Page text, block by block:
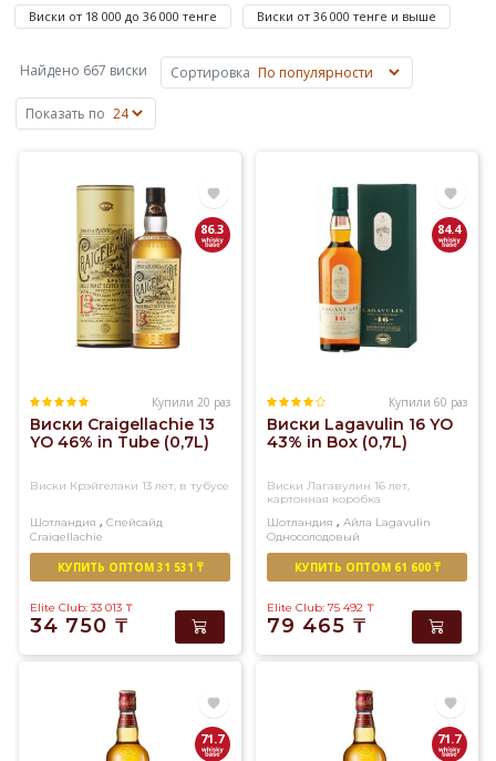
зернового
сусла
основе
ячменя,
пшеницы,
кукурузы.
производят
Шотландии,
Канаде,
известен
японский
виски.
вы
найдете
огромный
ассортимент
купажированного
Виски от 18 000 до 36 000 тенге Виски от 36 000 тенге и выше
Найдено 667 виски Сортировка
Показать по
86.3
Купили 20 раз
Виски Craigellachie 13
YO 46% in Tube (0,7L)
Виски Крэйгелаки 13 лет, в тубусе
Шотландия , Спейсайд
Craigellachie
Односолодовый
КУПИТЬ ОПТОМ 31 531 ₸
Elite Club: 33 013 ₸
34 750 ₸
84.4
Купили 60 раз
Виски Lagavulin 16 YO
43% in Box (0,7L)
Виски Лагавулин 16 лет,
картонная коробка
Шотландия , Айла Lagavulin
Односолодовый
КУПИТЬ ОПТОМ 61 600 ₸
Elite Club: 75 492 ₸
79 465 ₸
71.7 71.7